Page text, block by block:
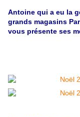
Antoine qui a eu la
grands magasins
vous présente ses